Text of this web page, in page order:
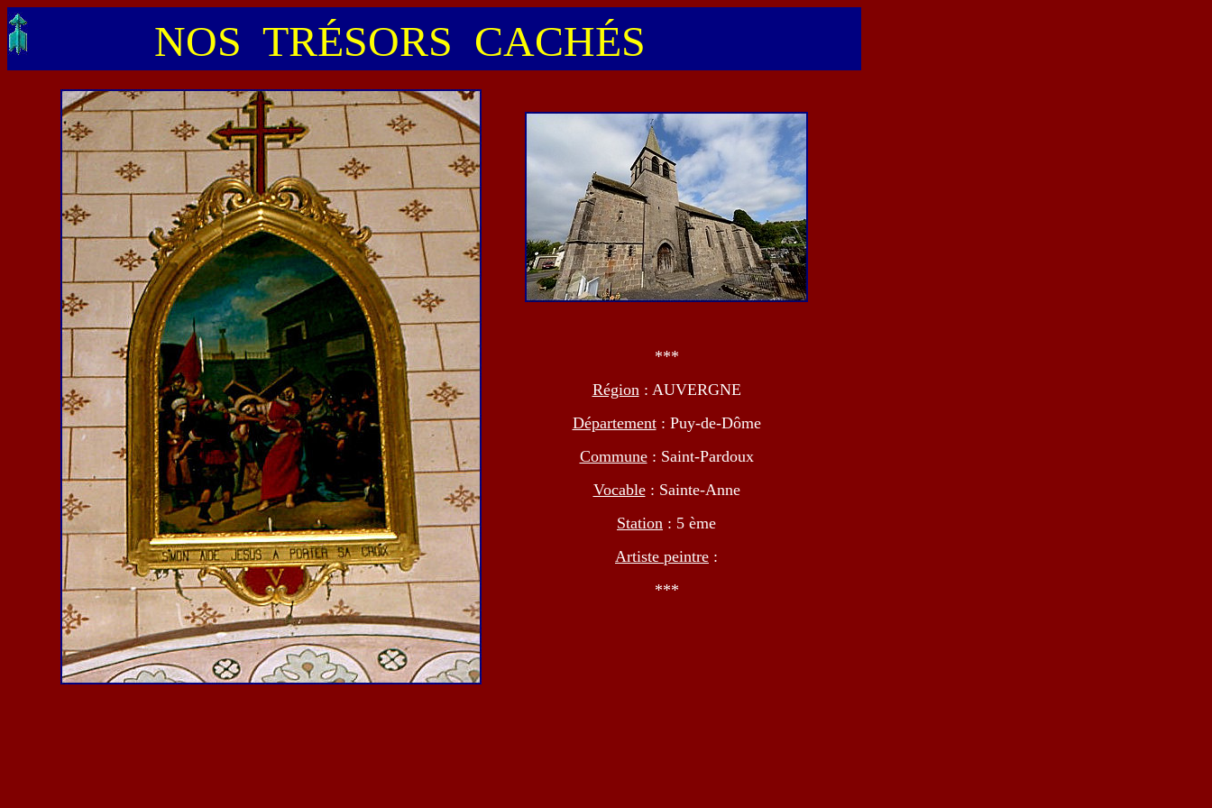
NOS TRÉSORS CACHÉS
***
Région: AUVERGNE
Département: Puy-de-Dôme
Commune: Saint-Pardoux
Vocable: Sainte-Anne
Station : 5 ème
Artiste peintre :
***